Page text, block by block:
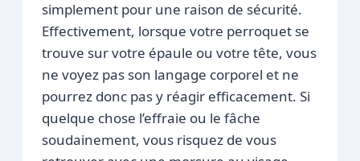
simplement pour une raison de sécurité.
Effectivement, lorsque votre perroquet se
trouve sur votre épaule ou votre tête, vous
ne voyez pas son langage corporel et ne
pourrez donc pas y réagir efficacement. Si
quelque chose l’effraie ou le fâche
soudainement, vous risquez de vous